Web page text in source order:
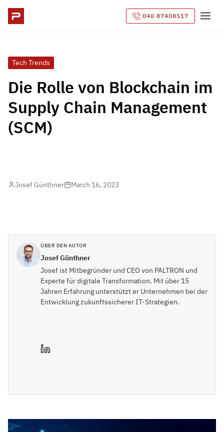
040 87408517
Tech Trends
Die Rolle von Blockchain im
Supply Chain Management
(SCM)
Josef Günthner March 16, 2023
ÜBER DEN AUTOR
Josef Günthner
Josef ist Mitbegründer und CEO von PALTRON und
Experte für digitale Transformation. Mit über 15
Jahren Erfahrung unterstützt er Unternehmen bei der
Entwicklung zukunftssicherer IT-Strategien.